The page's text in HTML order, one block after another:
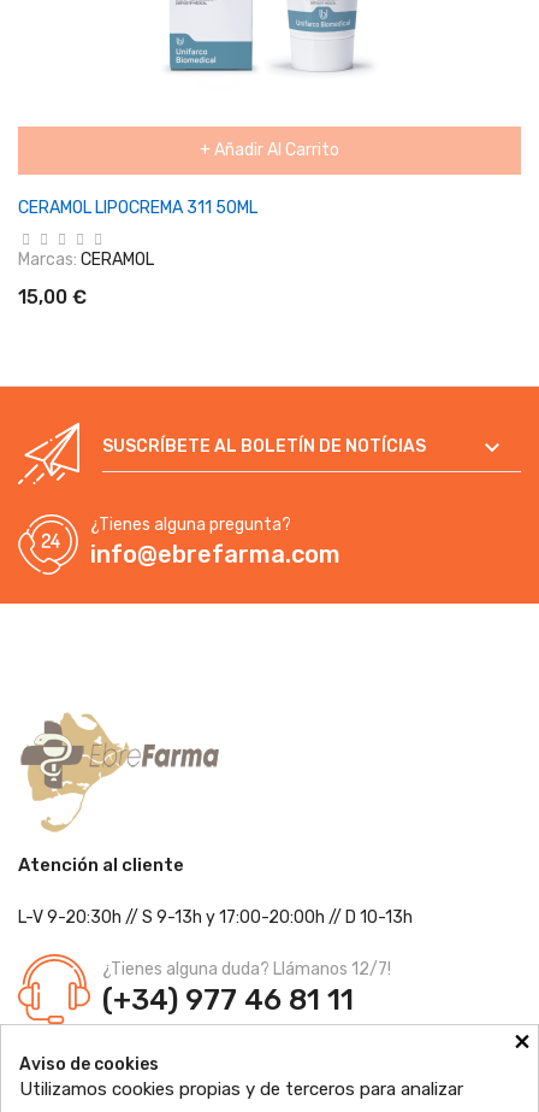
+ Añadir Al Carrito
CERAMOL LIPOCREMA 311 50ML
Marcas: CERAMOL
15,00 €
SUSCRÍBETE AL BOLETÍN DE NOTÍCIAS 
¿Tienes alguna pregunta?
info@ebrefarma.com
Atención al cliente
L-V 9-20:30h // S 9-13h y 17:00-20:00h // D 10-13h
¿Tienes alguna duda? Llámanos 12/7!
(+34) 977 46 81 11
Farmacia Jordi Blanch
C/ Major, 1 - 43877
Ldo. Jordi Blanch Pastor
×
Aviso de cookies
Utilizamos cookies propias y de terceros para analizar